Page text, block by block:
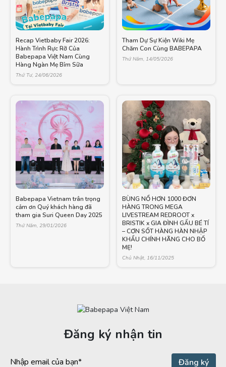
Recap Vietbaby Fair 2026:
Hành Trình Rực Rỡ Của
Babepapa Việt Nam Cùng
Hàng Ngàn Mẹ Bỉm Sữa
Thứ Tư, 24/06/2026
Tham Dự Sự Kiện Wiki Mẹ
Chăm Con Cùng BABEPAPA
Thứ Năm, 14/05/2026
Babepapa Vietnam trân trọng
cảm ơn Quý khách hàng đã
tham gia Suri Queen Day 2025
Thứ Năm, 29/01/2026
BÙNG NỔ HƠN 1000 ĐƠN
HÀNG TRONG MEGA
LIVESTREAM REDROOT x
BRISTIK x GIA ĐÌNH GẤU BÉ TÍ
– CƠN SỐT HÀNG HÀN NHẬP
KHẨU CHÍNH HÃNG CHO BỐ
MẸ!
Chủ Nhật, 16/11/2025
Đăng ký nhận tin